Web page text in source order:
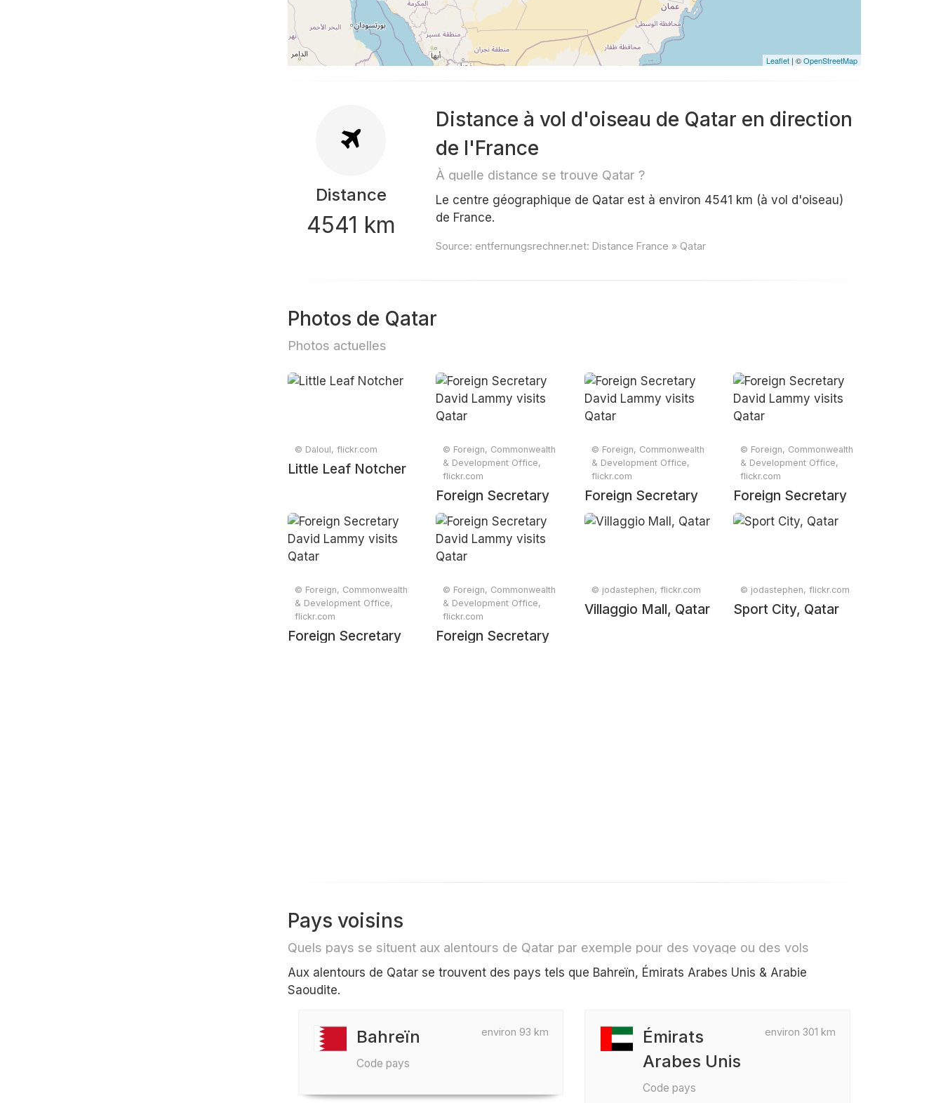
Leaflet | ©OpenStreetMap
Distance
4541 km
Distance à vol d'oiseau de Qatar en direction
de l'France
À quelle distance se trouve Qatar ?
Le centre géographique de Qatar est à environ 4541 km (à vol d'oiseau)
de France.
Source: entfernungsrechner.net: Distance France » Qatar
Photos de Qatar
Photos actuelles
© Daloul, flickr.com
Little Leaf Notcher
© Foreign, Commonwealth
& Development Office,
flickr.com
Foreign Secretary
David Lammy visits
Qatar
© Foreign, Commonwealth
& Development Office,
flickr.com
Foreign Secretary
David Lammy visits
© Foreign, Commonwealth
& Development Office,
flickr.com
Foreign Secretary
David Lammy visits
Qatar
© Foreign, Commonwealth
& Development Office,
flickr.com
Foreign Secretary
© Foreign, Commonwealth
& Development Office,
flickr.com
Foreign Secretary
© jodastephen, flickr.com
Villaggio Mall, Qatar
© jodastephen, flickr.com
Sport City, Qatar
Pays voisins
Quels pays se situent aux alentours de Qatar par exemple pour des voyage ou des vols
Aux alentours de Qatar se trouvent des pays tels que Bahreïn, Émirats Arabes Unis & Arabie
Saoudite.
environ 93 km
Bahreïn
Code pays
environ 301 km
Émirats
Arabes Unis
Code pays